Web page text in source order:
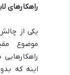
راهکارهای
اینه که